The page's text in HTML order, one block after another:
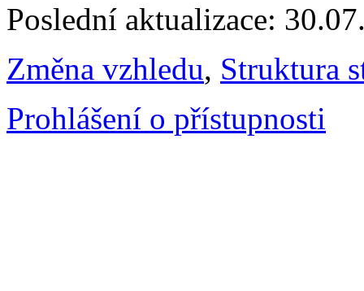
Poslední aktualizace:
Změna vzhledu, Struktura
Prohlášení o přístupnosti